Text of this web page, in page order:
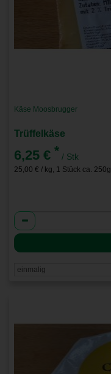
Käse Moosbrugger
Trüffelkäse
6,25 € * / Stk
25,00 € / kg, 1 Stück ca. 250g
Anzahl